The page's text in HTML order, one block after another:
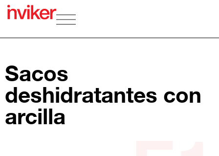
Sacos
deshidratantes con
arcilla